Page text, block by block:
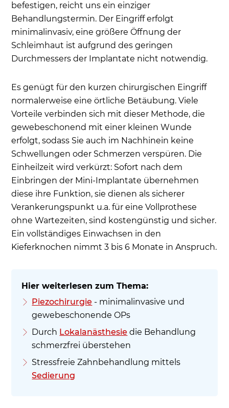
befestigen, reicht uns ein einziger
Behandlungstermin. Der Eingriff erfolgt
minimalinvasiv, eine größere Öffnung der
Schleimhaut ist aufgrund des geringen
Durchmessers der Implantate nicht notwendig.
Es genügt für den kurzen chirurgischen Eingriff
normalerweise eine örtliche Betäubung. Viele
Vorteile verbinden sich mit dieser Methode, die
gewebeschonend mit einer kleinen Wunde
erfolgt, sodass Sie auch im Nachhinein keine
Schwellungen oder Schmerzen verspüren. Die
Einheilzeit wird verkürzt: Sofort nach dem
Einbringen der Mini-Implantate übernehmen
diese ihre Funktion, sie dienen als sicherer
Verankerungspunkt u.a. für eine Vollprothese
ohne Wartezeiten, sind kostengünstig und sicher.
Ein vollständiges Einwachsen in den
Kieferknochen nimmt 3 bis 6 Monate in Anspruch.
Piezochirurgie - minimalinvasive und
gewebeschonende OPs
Durch Lokalanästhesie die Behandlung
schmerzfrei überstehen
Stressfreie Zahnbehandlung mittels
Sedierung